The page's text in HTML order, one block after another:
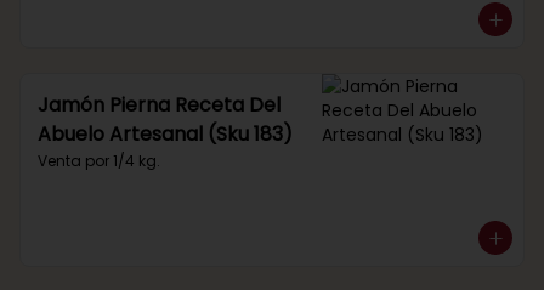
Jamón Pierna Receta Del
Abuelo Artesanal (Sku 183)
Venta por 1/4 kg.